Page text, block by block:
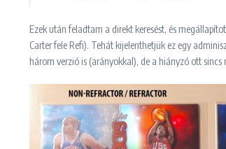
Ezek után feladtam a direkt keresést, és
Carter fele Refi). Tehát kijelenthetjük ez egy
három verzió is (arányokkal), de a hiányzó ott